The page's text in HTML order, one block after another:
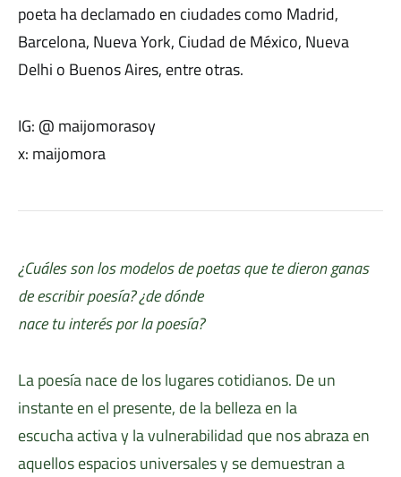
poeta ha declamado en ciudades como Madrid,
Barcelona, Nueva York, Ciudad de México, Nueva
Delhi o Buenos Aires, entre otras.
IG: @ maijomorasoy
x: maijomora
¿Cuáles son los modelos de poetas que te dieron ganas
de escribir poesía? ¿de dónde
nace tu interés por la poesía?
La poesía nace de los lugares cotidianos. De un
instante en el presente, de la belleza en la
escucha activa y la vulnerabilidad que nos abraza en
aquellos espacios universales y se demuestran a